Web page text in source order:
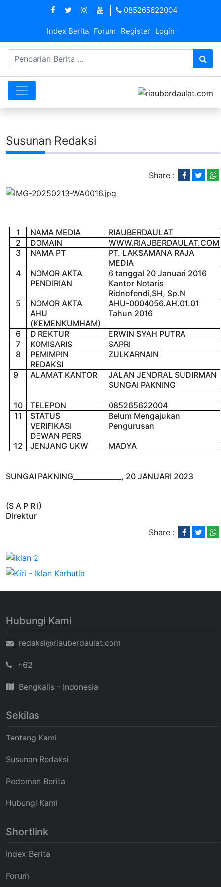
085265622004
Index Berita Forum Register Login
Susunan Redaksi
Share :
1 NAMA MEDIA
RIAUBERDAULAT
2
DOMAIN
WWW.RIAUBERDAULAT.COM
3
NAMA PT
PT. LAKSAMANA RAJA
MEDIA
4
NOMOR AKTA
PENDIRIAN
6 tanggal 20 Januari 2016
Kantor Notaris
Ridnofendi,SH, Sp.N
5
NOMOR AKTA
AHU
(KEMENKUMHAM)
AHU-0004056.AH.01.01
Tahun 2016
6 DIREKTUR
ERWIN SYAH PUTRA
7
KOMISARIS
SAPRI
8
PEMIMPIN
REDAKSI
ZULKARNAIN
9 ALAMAT KANTOR
JALAN JENDRAL SUDIRMAN
SUNGAI PAKNING
10 TELEPON
085265622004
11
STATUS
VERIFIKASI
DEWAN PERS
Belum Mengajukan
Pengurusan
12 JENJANG UKW MADYA
SUNGAI PAKNING______________, 20 JANUARI 2023
(S A P R I)
Direktur
Share :
Hubungi Kami
redaksi@riauberdaulat.com
+62
Bengkalis - Indonesia
Sekilas
Tentang Kami
Susunan Redaksi
Pedoman Berita
Hubungi Kami
Shortlink
Index Berita
Forum